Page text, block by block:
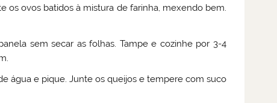
os ovos batidos à mistura de farinha, mexendo bem.
sem secar as folhas. Tampe e cozinhe por 3-4
água e pique. Junte os queijos e tempere com suco